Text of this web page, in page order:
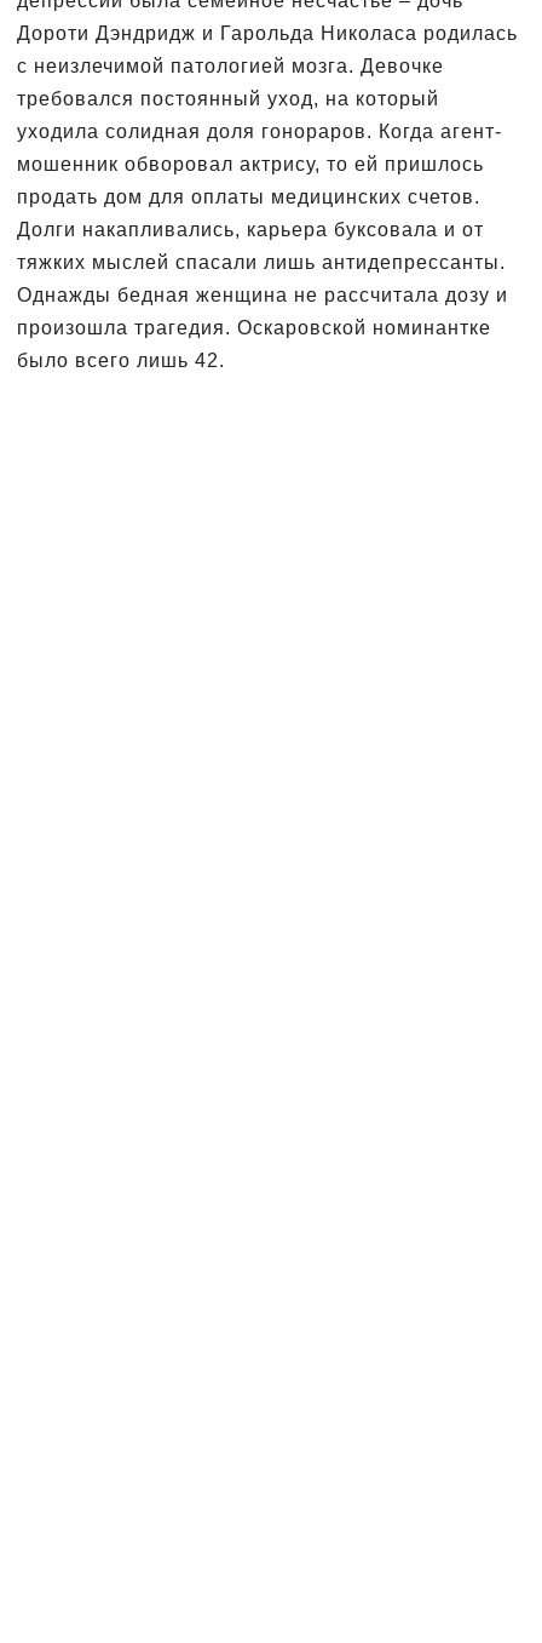
Дороти Дэндридж и Гарольда Николаса родилась
с неизлечимой патологией мозга. Девочке
требовался постоянный уход, на который
уходила солидная доля гонораров. Когда агент-
мошенник обворовал актрису, то ей пришлось
продать дом для оплаты медицинских счетов.
Долги накапливались, карьера буксовала и от
тяжких мыслей спасали лишь антидепрессанты.
Однажды бедная женщина не рассчитала дозу и
произошла трагедия. Оскаровской номинантке
было всего лишь 42.